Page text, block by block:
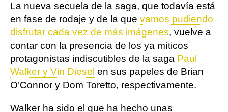
La nueva secuela de la saga, que todavía está
en fase de rodaje y de la que vamos pudiendo
disfrutar cada vez de más imágenes, vuelve a
contar con la presencia de los ya míticos
protagonistas indiscutibles de la saga Paul
Walker y Vin Diesel en sus papeles de Brian
O’Connor y Dom Toretto, respectivamente.
Walker ha sido el que ha hecho unas